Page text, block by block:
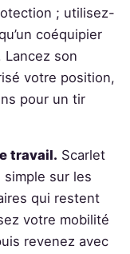
; utilisez-
coéquipier
son
votre position,
pour un tir
travail. Scarlet
sur les
qui restent
votre mobilité
revenez avec